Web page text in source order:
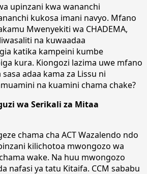
upinzani kwa wananchi
kukosa imani navyo. Mfano
Mwenyekiti wa CHADEMA,
na kuwaadaa
katika kampeini kumbe
kura. Kiongozi lazima uwe mfano
adaa kama za Lissu ni
na kuamini chama chake?
wa Serikali za Mitaa
chama cha ACT Wazalendo ndo
kilichotoa mwongozo wa
wake. Na huu mwongozo
nafasi ya tatu Kitaifa. CCM sababu